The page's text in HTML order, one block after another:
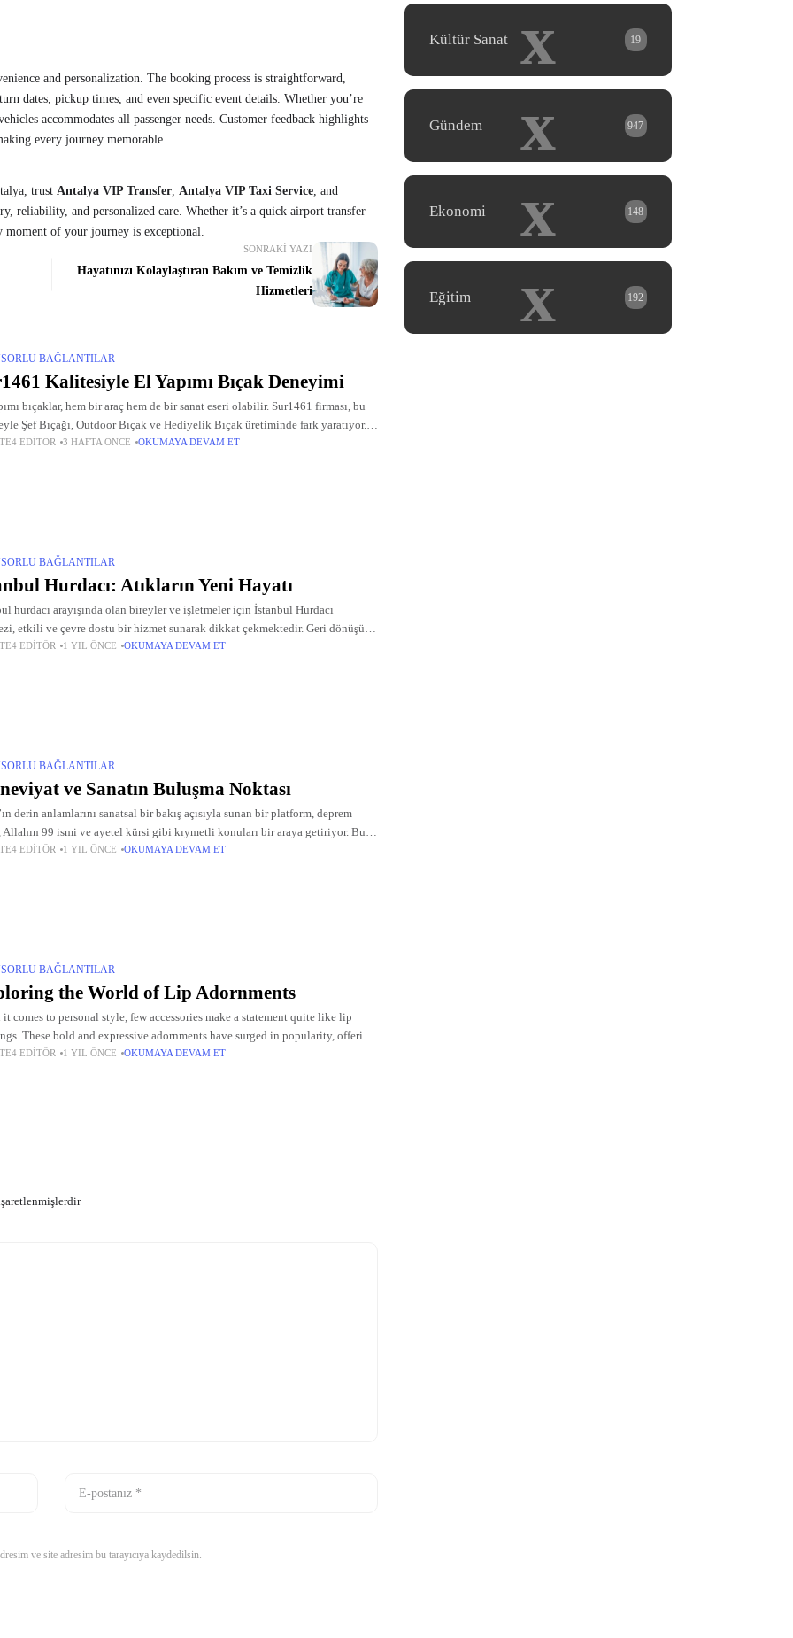
and personalization. The booking process is straightforward,
dates, pickup times, and even specific event details. Whether you’re
accommodates all passenger needs. Customer feedback highlights
every journey memorable.
trust Antalya VIP Transfer, Antalya VIP Taxi Service, and
reliability, and personalized care. Whether it’s a quick airport transfer
moment of your journey is exceptional.
SONRAKI YAZI
Hayatınızı Kolaylaştıran Bakım ve Temizlik
Hizmetleri
BAĞLANTILAR
Kalitesiyle El Yapımı Bıçak Deneyimi
bıçaklar, hem bir araç hem de bir sanat eseri olabilir. Sur1461 firması, bu
Şef Bıçağı, Outdoor Bıçak ve Hediyelik Bıçak üretiminde fark yaratıyor.
el işçiliğini modern
EDITÖR 3 HAFTA ÖNCE OKUMAYA DEVAM ET
BAĞLANTILAR
Hurdacı: Atıkların Yeni Hayatı
hurdacı arayışında olan bireyler ve işletmeler için İstanbul Hurdacı
etkili ve çevre dostu bir hizmet sunarak dikkat çekmektedir. Geri dönüşüm
sayesinde atıklar, yeni kullanılabilir kaynaklara dönüştürülmektedir.
EDITÖR 1 YIL ÖNCE OKUMAYA DEVAM ET
BAĞLANTILAR
ve Sanatın Buluşma Noktası
derin anlamlarını sanatsal bir bakış açısıyla sunan bir platform, deprem
Allahın 99 ismi ve ayetel kürsi gibi kıymetli konuları bir araya getiriyor. Bu
Türkçe anlamlarından Arapça
EDITÖR 1 YIL ÖNCE OKUMAYA DEVAM ET
BAĞLANTILAR
the World of Lip Adornments
it comes to personal style, few accessories make a statement quite like lip
These bold and expressive adornments have surged in popularity, offering
of options for
EDITÖR 1 YIL ÖNCE OKUMAYA DEVAM ET
ve site adresim bu tarayıcıya kaydedilsin.
x
Kültür Sanat 19
x
Gündem 947
x
Ekonomi 148
x
Eğitim 192